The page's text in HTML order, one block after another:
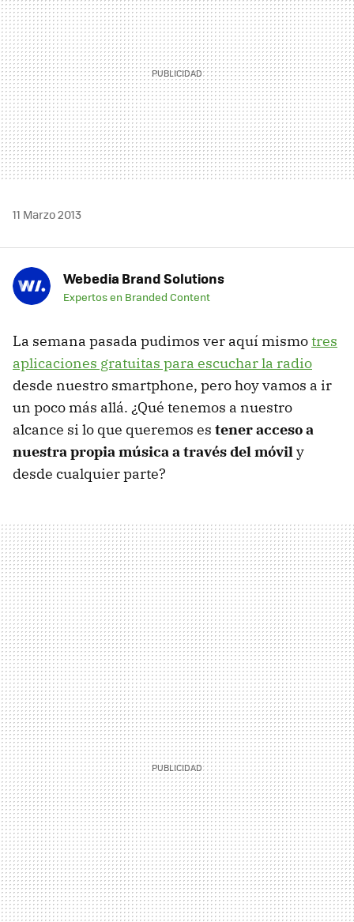
11 Marzo 2013
Webedia Brand Solutions
Expertos en Branded Content
La semana pasada pudimos ver aquí mismotres
aplicaciones gratuitas para escuchar la radio
desde nuestro smartphone, pero hoy vamos a ir
un poco más allá. ¿Qué tenemos a nuestro
alcance si lo que queremos es tener acceso a
nuestra propia música a través del móvily
desde cualquier parte?